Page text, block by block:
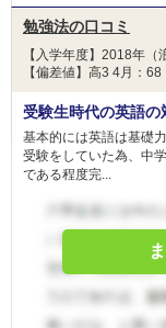
勉強法の口コミ
【入学年度】2018年（
【偏差値】高3 4月：
受験生時代の英語の
基本的には英語は基礎
受験をしていた為、中
である程度完...